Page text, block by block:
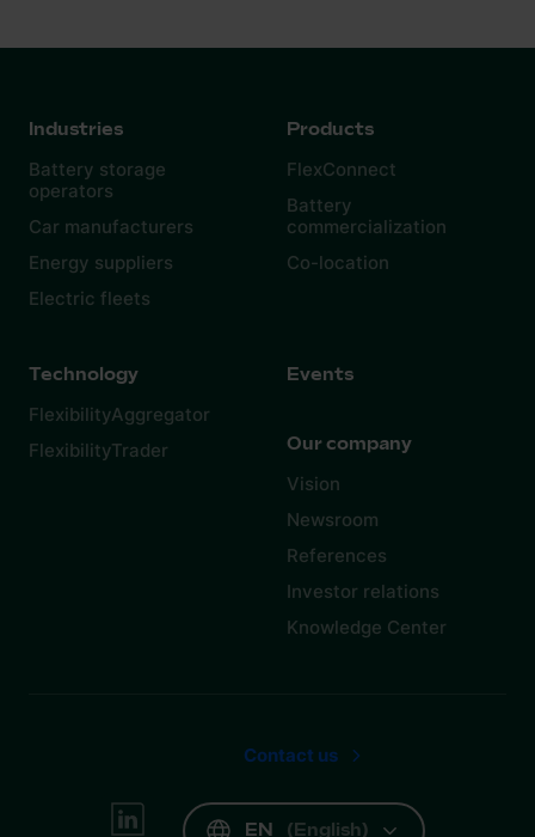
Industries
Battery storage
operators
Car manufacturers
Energy suppliers
Electric fleets
Products
FlexConnect
Battery
commercialization
Co-location
Technology
FlexibilityAggregator
FlexibilityTrader
Events
Our company
Vision
Newsroom
References
Investor relations
Knowledge Center
Contact us
EN (English)